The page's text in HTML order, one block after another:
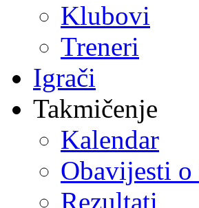
Klubovi
Treneri
Igrači
Takmičenje
Kalendar
Obavijesti
Rezultati